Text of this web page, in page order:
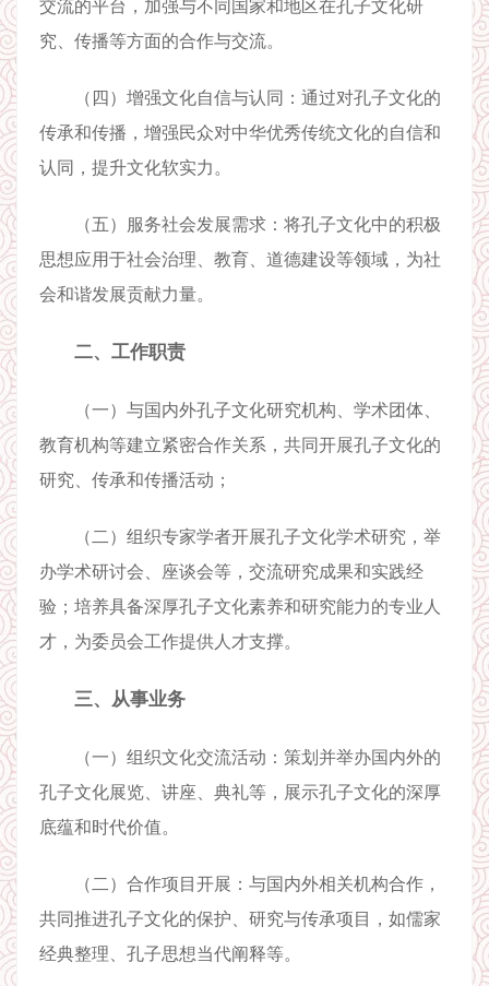
交流的平台，加强与不同国家和地区在孔子文化研
究、传播等方面的合作与交流。
（四）增强文化自信与认同：通过对孔子文化的
传承和传播，增强民众对中华优秀传统文化的自信和
认同，提升文化软实力。
（五）服务社会发展需求：将孔子文化中的积极
思想应用于社会治理、教育、道德建设等领域，为社
会和谐发展贡献力量。
二、工作职责
（一）与国内外孔子文化研究机构、学术团体、
教育机构等建立紧密合作关系，共同开展孔子文化的
研究、传承和传播活动；
（二）组织专家学者开展孔子文化学术研究，举
办学术研讨会、座谈会等，交流研究成果和实践经
验；培养具备深厚孔子文化素养和研究能力的专业人
才，为委员会工作提供人才支撑。
三、从事业务
（一）组织文化交流活动：策划并举办国内外的
孔子文化展览、讲座、典礼等，展示孔子文化的深厚
底蕴和时代价值。
（二）合作项目开展：与国内外相关机构合作，
共同推进孔子文化的保护、研究与传承项目，如儒家
经典整理、孔子思想当代阐释等。